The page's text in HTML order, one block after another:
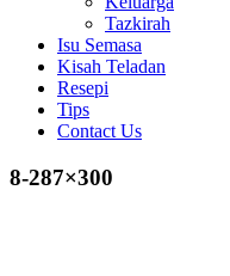
Tazkirah
Isu Semasa
Kisah Teladan
Resepi
Tips
Contact Us
8-287×300